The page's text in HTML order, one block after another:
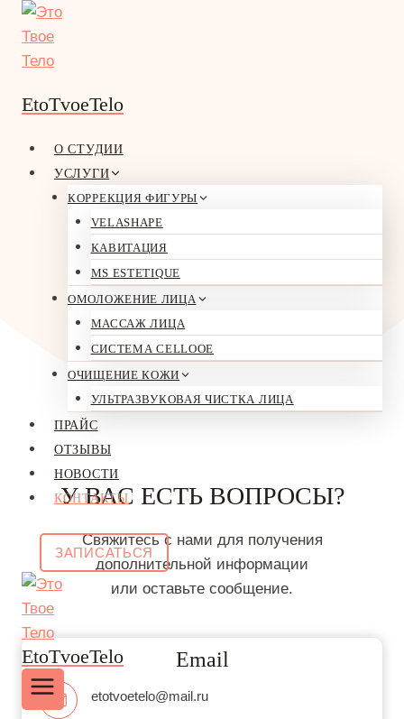
Перейти
содержимому
EtoTvoeTelo
О СТУДИИ
УСЛУГИ
КОРРЕКЦИЯ ФИГУРЫ
VELASHAPE
КАВИТАЦИЯ
MS ESTETIQUE
ОМОЛОЖЕНИЕ ЛИЦА
МАССАЖ ЛИЦА
СИСТЕМА CELLOOE
ОЧИЩЕНИЕ КОЖИ
УЛЬТРАЗВУКОВАЯ ЧИСТКА ЛИЦА
ПРАЙС
ОТЗЫВЫ
НОВОСТИ
КОНТАКТЫ
ЗАПИСАТЬСЯ
EtoTvoeTelo
contact
НАШИ
КОНТАКТЫ
У ВАС ЕСТЬ ВОПРОСЫ?
Свяжитесь с нами для получения
дополнительной информации
или оставьте сообщение.
Email
etotvoetelo@mail.ru